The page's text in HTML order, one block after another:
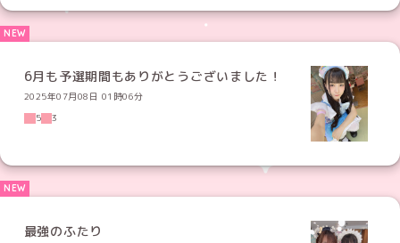
6月も予選期間もありがとうございました！
2025年07月08日 01時06分
5
3
最強のふたり